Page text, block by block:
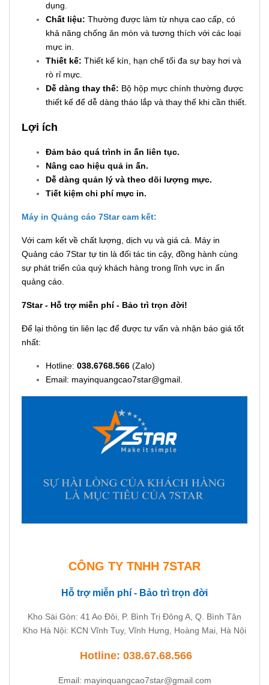
dụng.
Chất liệu: Thường được làm từ nhựa cao cấp, có
khả năng chống ăn mòn và tương thích với các loại
mực in.
Thiết kế: Thiết kế kín, hạn chế tối đa sự bay hơi và
rò rỉ mực.
Dễ dàng thay thế: Bộ hộp mực chính thường được
thiết kế để dễ dàng tháo lắp và thay thế khi cần thiết.
Lợi ích
Đảm bảo quá trình in ấn liên tục.
Nâng cao hiệu quả in ấn.
Dễ dàng quản lý và theo dõi lượng mực.
Tiết kiệm chi phí mực in.
Máy in Quảng cáo 7Star cam kết:
Với cam kết về chất lượng, dịch vụ và giá cả. Máy in
Quảng cáo 7Star tự tin là đối tác tin cậy, đồng hành cùng
sự phát triển của quý khách hàng trong lĩnh vực in ấn
quảng cáo.
7Star - Hỗ trợ miễn phí - Bảo trì trọn đời!
Để lại thông tin liên lạc để được tư vấn và nhận báo giá tốt
nhất:
Hotline: 038.6768.566 (Zalo)
Email: mayinquangcao7star@gmail.
CÔNG TY TNHH 7STAR
Hỗ trợ miễn phí - Bảo trì trọn đời
Kho Sài Gòn: 41 Ao Đôi, P. Bình Trị Đông A, Q. Bình Tân
Kho Hà Nội: KCN Vĩnh Tuy, Vĩnh Hưng, Hoàng Mai, Hà Nội
Hotline: 038.67.68.566
Email: mayinquangcao7star@gmail.com